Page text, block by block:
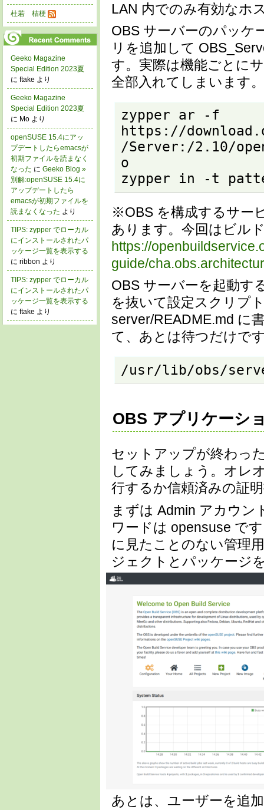
LAN 内でのみ有効なホ
OBS サーバーのパッケ
リを追加して
す。実際は機能ごとに
全部入れてしまいます。
zypper ar -f
https://
/Server:/2.10/
o
zypper in -t
※OBS を構成するサー
あります。今回はビル
https://
guide/
OBS サーバーを起動す
を抜いて設定スクリプ
server/README.md に
て、あとは待つだけで
/usr/lib/obs/
OBS アプリケーシ
セットアップが終わっ
してみましょう。オレ
行するか信頼済みの証
まずは Admin アカウ
ワードは opensuse で
に見たことのない管理
ジェクトとパッケージ
あとは、ユーザーを追
杜若 桔梗
Geeko Magazine
Special Edition 2023夏
に ftake より
Geeko Magazine
Special Edition 2023夏
に Mo より
openSUSE 15.4にアッ
プデートしたらemacsが
初期ファイルを読まなく
なった に Geeko Blog »
別解:openSUSE 15.4に
アップデートしたら
emacsが初期ファイルを
読まなくなった より
TIPS: zypper でローカル
にインストールされたパ
ッケージ一覧を表示する
に ribbon より
TIPS: zypper でローカル
にインストールされたパ
ッケージ一覧を表示する
に ftake より